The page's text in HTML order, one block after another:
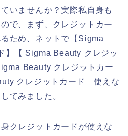
いませんか？実際私自身も
で、まず、クレジットカー
ため、ネットで【Sigma
】【 Sigma Beauty クレジッ
Beauty クレジットカー
クレジットカード 使えな
てみました。
クレジットカードが使えな